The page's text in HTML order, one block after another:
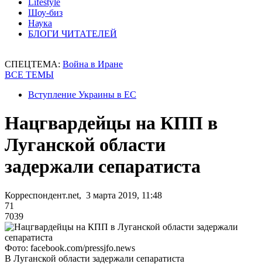
Lifestyle
Шоу-биз
Наука
БЛОГИ ЧИТАТЕЛЕЙ
СПЕЦТЕМА: Война в Иране
ВСЕ ТЕМЫ
Вступление Украины в ЕС
Нацгвардейцы на КПП в
Луганской области
задержали сепаратиста
Корреспондент.net, 3 марта 2019, 11:48
71
7039
Фото: facebook.com/pressjfo.news
В Луганской области задержали сепаратиста